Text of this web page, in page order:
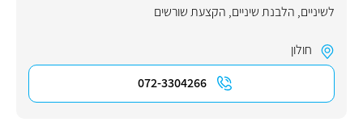
לשיניים, הלבנת שיניים, הקצעת שורשים
חולון
072-3304266